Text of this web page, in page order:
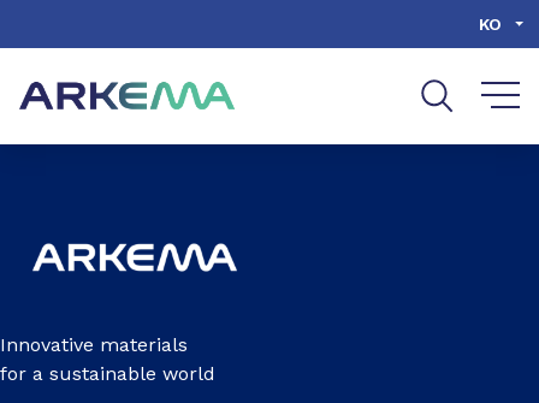
KO
Innovative materials
for a sustainable world